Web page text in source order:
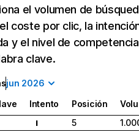
el volumen de
coste por clic, la
y el nivel de
clave.
jun 2026
Intento Posición
I 5